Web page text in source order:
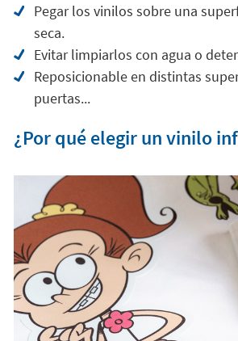
Pegar los vinilos sobre una
seca.
Evitar limpiarlos con agua o
Reposicionable en distintas
puertas...
¿Por qué elegir un vinilo